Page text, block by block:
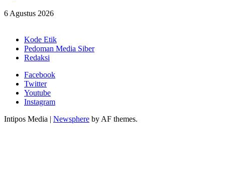
6 Agustus 2026
Kode Etik
Pedoman Media Siber
Redaksi
Facebook
Twitter
Youtube
Instagram
Intipos Media | Newsphere by AF themes.